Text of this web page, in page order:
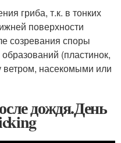
гриба, т.к. в тонких
поверхности
созревания споры
(пластинок,
ветром, насекомыми или
дождя.День